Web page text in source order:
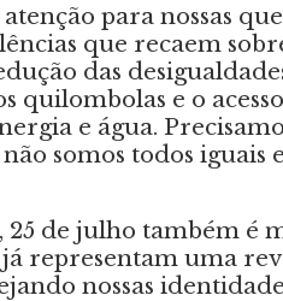
para nossas
que recaem
das
quilombolas e o
e água.
somos todos
de julho também é
representam uma
nossas